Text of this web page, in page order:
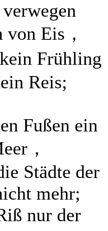
Eis，
Frühling
Reis;
Fußen ein
，
Städte der
mehr;
nur der